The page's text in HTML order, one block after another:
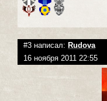
#3 написал: Rudova
16 ноября 2011 22:55